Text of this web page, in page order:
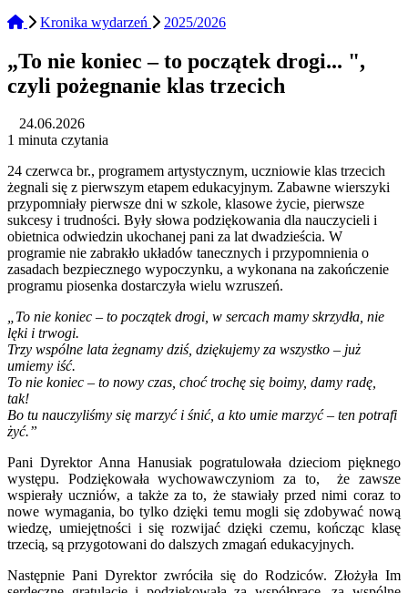
Kronika wydarzeń
2025/2026
„To nie koniec – to początek drogi... ",
czyli pożegnanie klas trzecich
24.06.2026
1 minuta czytania
24 czerwca br., programem artystycznym, uczniowie klas trzecich
żegnali się z pierwszym etapem edukacyjnym. Zabawne wierszyki
przypomniały pierwsze dni w szkole, klasowe życie, pierwsze
sukcesy i trudności. Były słowa podziękowania dla nauczycieli i
obietnica odwiedzin ukochanej pani za lat dwadzieścia. W
programie nie zabrakło układów tanecznych i przypomnienia o
zasadach bezpiecznego wypoczynku, a wykonana na zakończenie
programu piosenka dostarczyła wielu wzruszeń.
„To nie koniec – to początek drogi, w sercach mamy skrzydła, nie
lęki i trwogi.
Trzy wspólne lata żegnamy dziś, dziękujemy za wszystko – już
umiemy iść.
To nie koniec – to nowy czas, choć trochę się boimy, damy radę,
tak!
Bo tu nauczyliśmy się marzyć i śnić, a kto umie marzyć – ten potrafi
żyć.”
Pani Dyrektor Anna Hanusiak pogratulowała dzieciom pięknego
występu. Podziękowała wychowawczyniom za to,
że zawsze
wspierały uczniów, a także za to, że stawiały przed nimi coraz to
nowe wymagania, bo tylko dzięki temu mogli się zdobywać nową
wiedzę, umiejętności i się rozwijać dzięki czemu, kończąc klasę
trzecią, są przygotowani do dalszych zmagań edukacyjnych.
Następnie Pani Dyrektor zwróciła się do Rodziców. Złożyła Im